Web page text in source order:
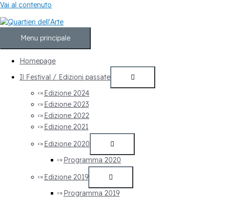
Vai al contenuto
Menu principale
Homepage
Il Festival / Edizioni passate
Edizione 2024
Edizione 2023
Edizione 2022
Edizione 2021
Edizione 2020
Programma 2020
Edizione 2019
Programma 2019